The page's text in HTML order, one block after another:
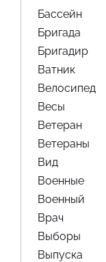
Бассейн
Бригада
Бригадир
Ватник
Велосипед
Весы
Ветеран
Ветераны
Вид
Военные
Военный
Врач
Выборы
Выпуска